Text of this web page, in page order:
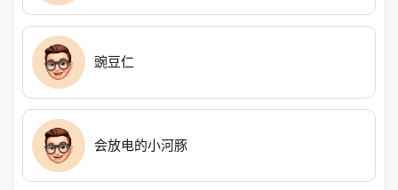
豌豆仁
会放电的小河豚